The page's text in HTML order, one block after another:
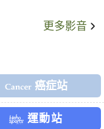
更多影音
癌症站
運動站